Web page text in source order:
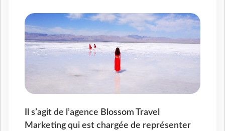
Il s’agit de l’agence Blossom Travel
Marketing qui est chargée de représenter